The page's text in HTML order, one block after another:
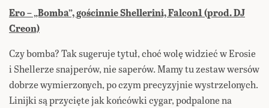
Ero – „Bomba”, gościnnie Shellerini, Falcon1 (prod. DJ
Creon)
Czy bomba? Tak sugeruje tytuł, choć wolę widzieć w Erosie
i Shellerze snajperów, nie saperów. Mamy tu zestaw wersów
dobrze wymierzonych, po czym precyzyjnie wystrzelonych.
Linijki są przycięte jak końcówki cygar, podpalone na